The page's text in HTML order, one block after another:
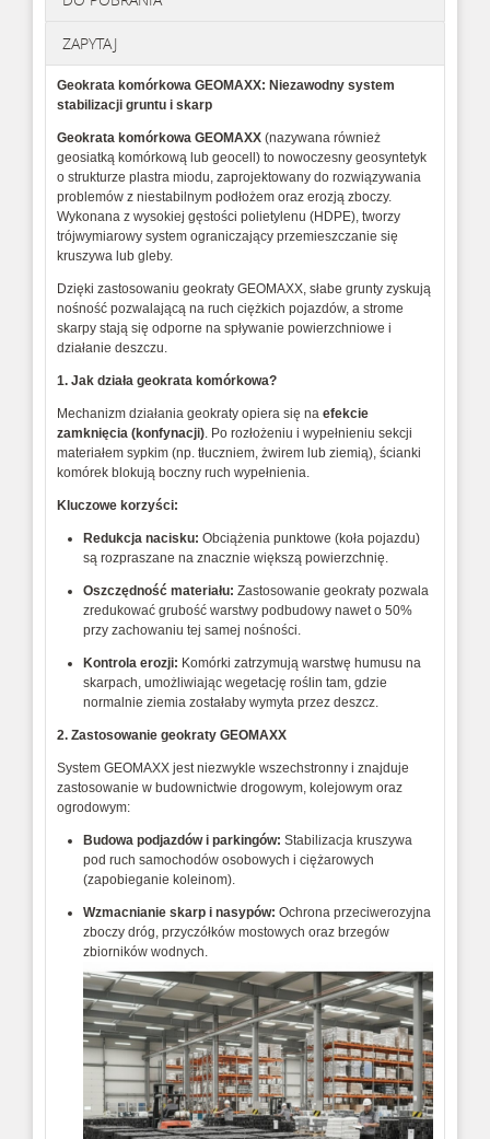
ZAPYTAJ
Geokrata komórkowa GEOMAXX: Niezawodny system
stabilizacji gruntu i skarp
Geokrata komórkowa GEOMAXX (nazywana również
geosiatką komórkową lub geocell) to nowoczesny geosyntetyk
o strukturze plastra miodu, zaprojektowany do rozwiązywania
problemów z niestabilnym podłożem oraz erozją zboczy.
Wykonana z wysokiej gęstości polietylenu (HDPE), tworzy
trójwymiarowy system ograniczający przemieszczanie się
kruszywa lub gleby.
Dzięki zastosowaniu geokraty GEOMAXX, słabe grunty zyskują
nośność pozwalającą na ruch ciężkich pojazdów, a strome
skarpy stają się odporne na spływanie powierzchniowe i
działanie deszczu.
1. Jak działa geokrata komórkowa?
Mechanizm działania geokraty opiera się na efekcie
zamknięcia (konfynacji). Po rozłożeniu i wypełnieniu sekcji
materiałem sypkim (np. tłuczniem, żwirem lub ziemią), ścianki
komórek blokują boczny ruch wypełnienia.
Kluczowe korzyści:
Redukcja nacisku: Obciążenia punktowe (koła pojazdu)
są rozpraszane na znacznie większą powierzchnię.
Oszczędność materiału: Zastosowanie geokraty pozwala
zredukować grubość warstwy podbudowy nawet o 50%
przy zachowaniu tej samej nośności.
Kontrola erozji: Komórki zatrzymują warstwę humusu na
skarpach, umożliwiając wegetację roślin tam, gdzie
normalnie ziemia zostałaby wymyta przez deszcz.
2. Zastosowanie geokraty GEOMAXX
System GEOMAXX jest niezwykle wszechstronny i znajduje
zastosowanie w budownictwie drogowym, kolejowym oraz
ogrodowym:
Budowa podjazdów i parkingów: Stabilizacja kruszywa
pod ruch samochodów osobowych i ciężarowych
(zapobieganie koleinom).
Wzmacnianie skarp i nasypów: Ochrona przeciwerozyjna
zboczy dróg, przyczółków mostowych oraz brzegów
zbiorników wodnych.